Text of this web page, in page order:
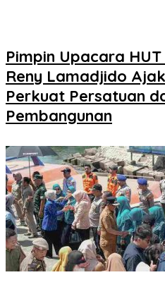
Pimpin Upacara
Reny Lamadjido
Perkuat Persatuan
Pembangunan